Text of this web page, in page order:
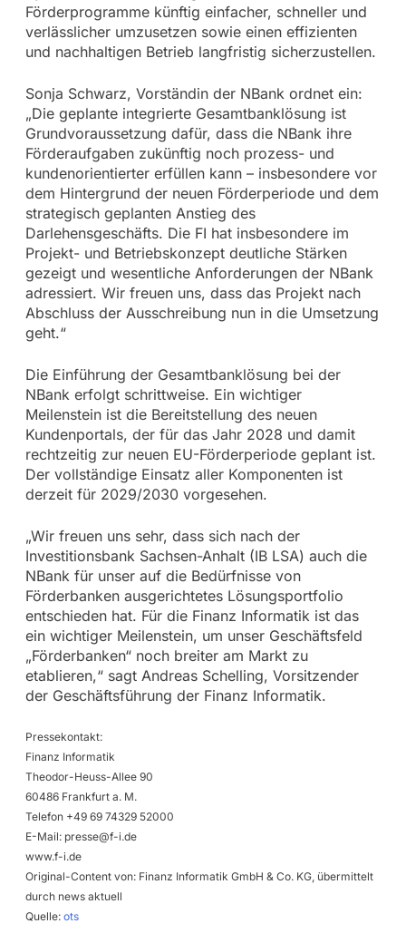
Förderprogramme künftig einfacher, schneller und
verlässlicher umzusetzen sowie einen effizienten
und nachhaltigen Betrieb langfristig sicherzustellen.
Sonja Schwarz, Vorständin der NBank ordnet ein:
„Die geplante integrierte Gesamtbanklösung ist
Grundvoraussetzung dafür, dass die NBank ihre
Förderaufgaben zukünftig noch prozess- und
kundenorientierter erfüllen kann – insbesondere vor
dem Hintergrund der neuen Förderperiode und dem
strategisch geplanten Anstieg des
Darlehensgeschäfts. Die FI hat insbesondere im
Projekt- und Betriebskonzept deutliche Stärken
gezeigt und wesentliche Anforderungen der NBank
adressiert. Wir freuen uns, dass das Projekt nach
Abschluss der Ausschreibung nun in die Umsetzung
geht.“
Die Einführung der Gesamtbanklösung bei der
NBank erfolgt schrittweise. Ein wichtiger
Meilenstein ist die Bereitstellung des neuen
Kundenportals, der für das Jahr 2028 und damit
rechtzeitig zur neuen EU-Förderperiode geplant ist.
Der vollständige Einsatz aller Komponenten ist
derzeit für 2029/2030 vorgesehen.
„Wir freuen uns sehr, dass sich nach der
Investitionsbank Sachsen-Anhalt (IB LSA) auch die
NBank für unser auf die Bedürfnisse von
Förderbanken ausgerichtetes Lösungsportfolio
entschieden hat. Für die Finanz Informatik ist das
ein wichtiger Meilenstein, um unser Geschäftsfeld
„Förderbanken“ noch breiter am Markt zu
etablieren,“ sagt Andreas Schelling, Vorsitzender
der Geschäftsführung der Finanz Informatik.
Pressekontakt:
Finanz Informatik
Theodor-Heuss-Allee 90
60486 Frankfurt a. M.
Telefon +49 69 74329 52000
E-Mail: presse@f-i.de
www.f-i.de
Original-Content von: Finanz Informatik GmbH & Co. KG, übermittelt
durch news aktuell
Quelle: ots